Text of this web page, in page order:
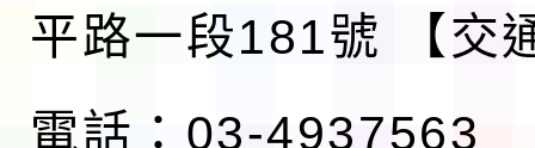
平路一段181號
【交
電話：03-4937563